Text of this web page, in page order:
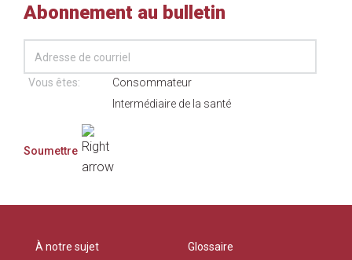
Abonnement au bulletin
Vous êtes:
Consommateur
Intermédiaire de la santé
À notre sujet
Glossaire